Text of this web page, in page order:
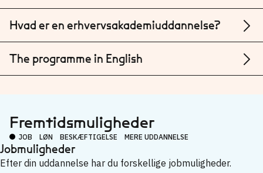
Hvad er en erhvervsakademiuddannelse?
The programme in English
Fremtidsmuligheder
JOB LØN BESKÆFTIGELSE MERE UDDANNELSE
Jobmuligheder
Efter din uddannelse har du forskellige jobmuligheder.